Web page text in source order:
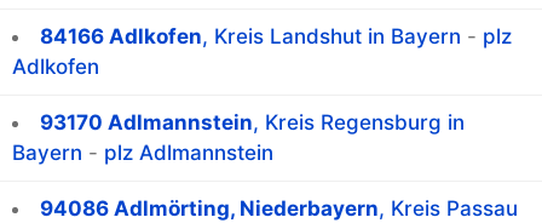
84166 Adlkofen, Kreis Landshut in Bayern - plz
Adlkofen
93170 Adlmannstein, Kreis Regensburg in
Bayern - plz Adlmannstein
94086 Adlmörting, Niederbayern, Kreis Passau